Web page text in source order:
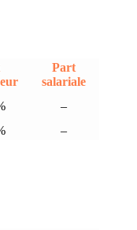
Part
salariale
–
–